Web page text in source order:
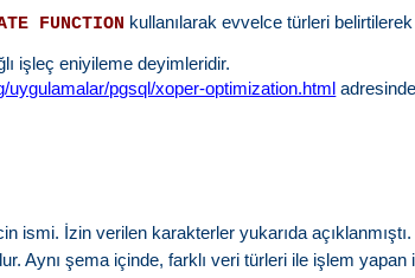
FUNCTION kullanılarak evvelce türleri
işleç eniyileme deyimleridir.
uygulamalar/pgsql/xoper-optimization.html adresinde
ismi. İzin verilen karakterler yukarıda
Aynı şema içinde, farklı veri türleri ile işlem yapan